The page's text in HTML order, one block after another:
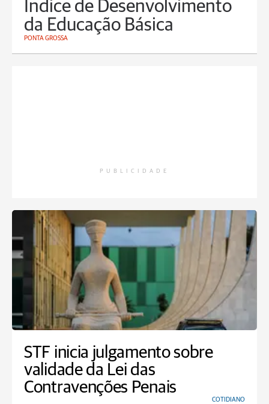
Índice de Desenvolvimento
da Educação Básica
PONTA GROSSA
PUBLICIDADE
STF inicia julgamento sobre
validade da Lei das
Contravenções Penais
COTIDIANO